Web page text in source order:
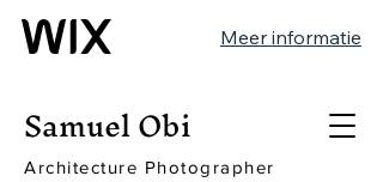
Meer informatie